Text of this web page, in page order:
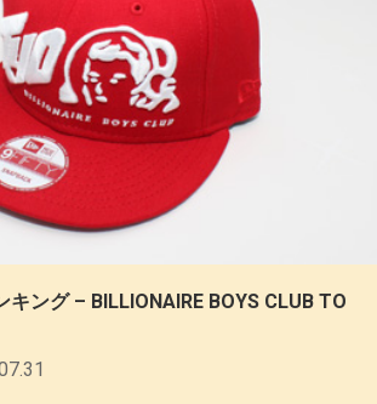
キング – BILLIONAIRE BOYS CLUB TO